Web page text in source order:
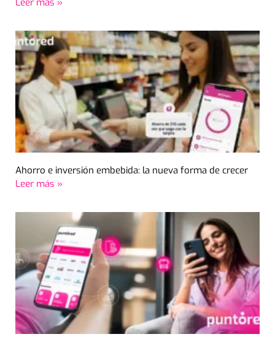
Leer más »
Ahorro e inversión embebida: la nueva forma de crecer
Leer más »